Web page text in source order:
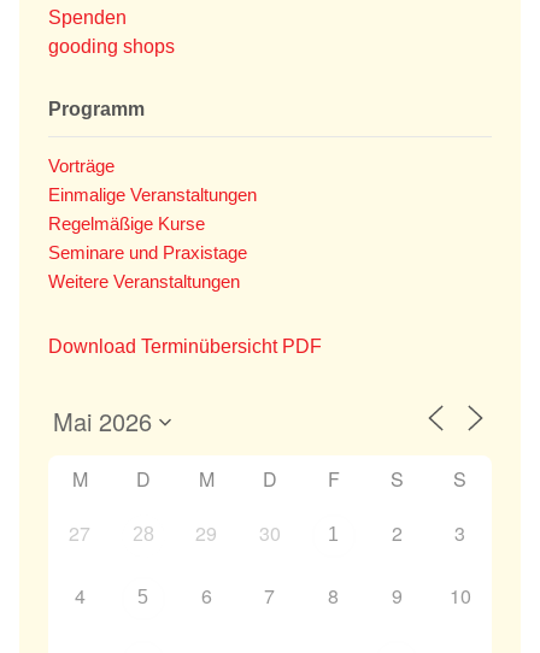
Spenden
gooding shops
Programm
Vorträge
Einmalige Veranstaltungen
Regelmäßige Kurse
Seminare und Praxistage
Weitere Veranstaltungen
Download Terminübersicht PDF
M D M D F S
S
27
28 29 30 1 2 3
4 5 6 7 8 9 10